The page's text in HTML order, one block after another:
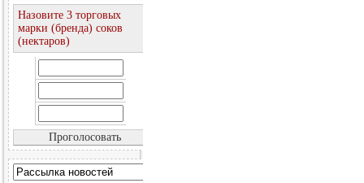
Назовите 3 торговых
марки (бренда) соков
(нектаров)